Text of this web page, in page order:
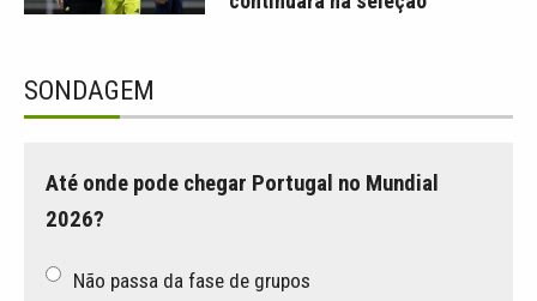
SONDAGEM
Até onde pode chegar Portugal no Mundial
2026?
Não passa da fase de grupos